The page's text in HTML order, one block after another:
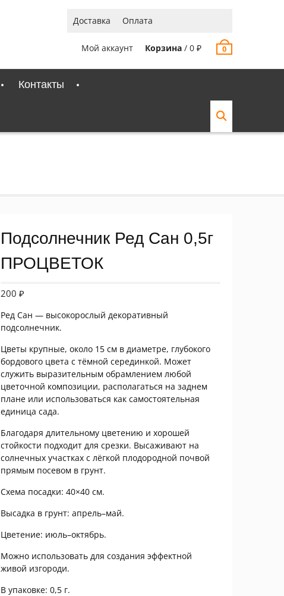
Доставка Оплата
Мой аккаунт Корзина / 0 ₽ 0
Контакты
Подсолнечник Ред Сан 0,5г
ПРОЦВЕТОК
200₽
Ред Сан — высокорослый декоративный
подсолнечник.
Цветы крупные, около 15 см в диаметре, глубокого
бордового цвета с тёмной серединкой. Может
служить выразительным обрамлением любой
цветочной композиции, располагаться на заднем
плане или использоваться как самостоятельная
единица сада.
Благодаря длительному цветению и хорошей
стойкости подходит для срезки. Высаживают на
солнечных участках с лёгкой плодородной почвой
прямым посевом в грунт.
Схема посадки: 40×40 см.
Высадка в грунт: апрель–май.
Цветение: июль–октябрь.
Можно использовать для создания эффектной
живой изгороди.
В упаковке: 0,5 г.